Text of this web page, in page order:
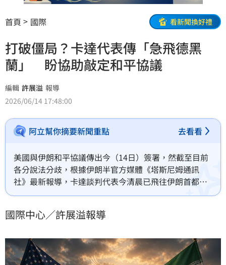
首頁 國際 看新聞換好禮
打破僵局？卡達代表傳「急飛德黑
蘭」 盼協助敲定和平協議
編輯 許展溢 報導
2026/06/14 17:48:00
阿立幫你摘要新聞重點 去看看
美國與伊朗和平協議傳出今（14日）簽署，然截至目前
各分說法分歧，根據伊朗半官方媒體《塔斯尼姆通訊
社》最新報導，卡達談判代表今清晨已飛往伊朗首都德
黑蘭，將協助確認這份協議。
國際中心／許展溢報導